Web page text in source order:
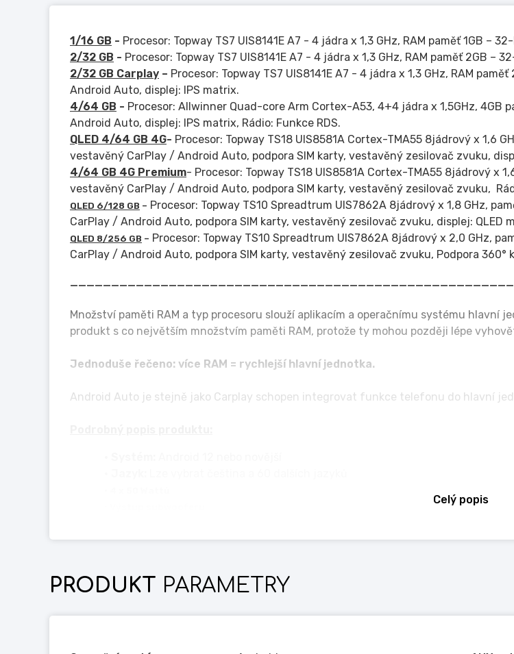
1/16 GB - Procesor: Topway TS7 UIS8141E A7 - 4 jádra x 1,3 GHz, RAM paměť 1GB –
2/32 GB - Procesor: Topway TS7 UIS8141E A7 - 4 jádra x 1,3 GHz, RAM paměť 2GB –
2/32 GB Carplay – Procesor: Topway TS7 UIS8141E A7 - 4 jádra x 1,3 GHz, RAM
Android Auto, displej: IPS matrix.
4/64 GB - Procesor: Allwinner Quad-core Arm Cortex-A53, 4+4 jádra x 1,5GHz, 4GB
Android Auto, displej: IPS matrix, Rádio: Funkce RDS.
QLED 4/64 GB 4G- Procesor: Topway TS18 UIS8581A Cortex-TMA55 8jádrový x 1,6
vestavěný CarPlay / Android Auto, podpora SIM karty, vestavěný zesilovač zvuku,
4/64 GB 4G Premium- Procesor: Topway TS18 UIS8581A Cortex-TMA55 8jádrový x
vestavěný CarPlay / Android Auto, podpora SIM karty, vestavěný zesilovač zvuku,
QLED 6/128 GB – Procesor: Topway TS10 Spreadtrum UIS7862A 8jádrový x 1,8 GHz,
CarPlay / Android Auto, podpora SIM karty, vestavěný zesilovač zvuku, displej:
QLED 8/256 GB – Procesor: Topway TS10 Spreadtrum UIS7862A 8jádrový x 2,0 GHz,
CarPlay / Android Auto, podpora SIM karty, vestavěný zesilovač zvuku, Podpora 360°
Množství paměti RAM a typ procesoru slouží aplikacím a operačnímu systému
produkt s co největším množstvím paměti RAM, protože ty mohou později lépe
Jednoduše řečeno: více RAM = rychlejší hlavní jednotka.
Android Auto je stejně jako Carplay schopen integrovat funkce telefonu do hlavní
• Výstup ovládání řízení.
• Zabudovaný mikrofon
Celý popis
PRODUKT PARAMETRY